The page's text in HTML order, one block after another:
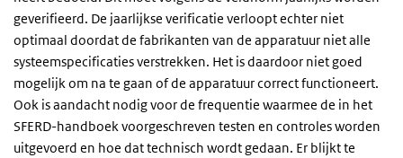
geverifieerd. De jaarlijkse verificatie verloopt echter niet
optimaal doordat de fabrikanten van de apparatuur niet alle
systeemspecificaties verstrekken. Het is daardoor niet goed
mogelijk om na te gaan of de apparatuur correct functioneert.
Ook is aandacht nodig voor de frequentie waarmee de in het
SFERD-handboek voorgeschreven testen en controles worden
uitgevoerd en hoe dat technisch wordt gedaan. Er blijkt te